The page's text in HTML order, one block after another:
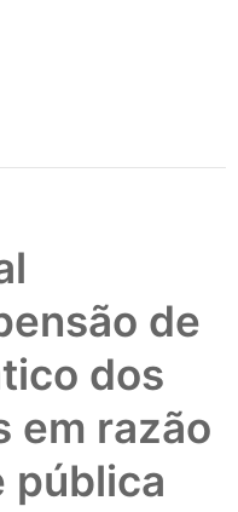
de
dos
em razão
pública